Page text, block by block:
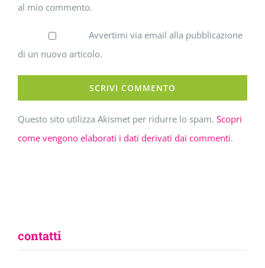
al mio commento.
Avvertimi via email alla pubblicazione
di un nuovo articolo.
Questo sito utilizza Akismet per ridurre lo spam. Scopri
come vengono elaborati i dati derivati dai commenti.
contatti